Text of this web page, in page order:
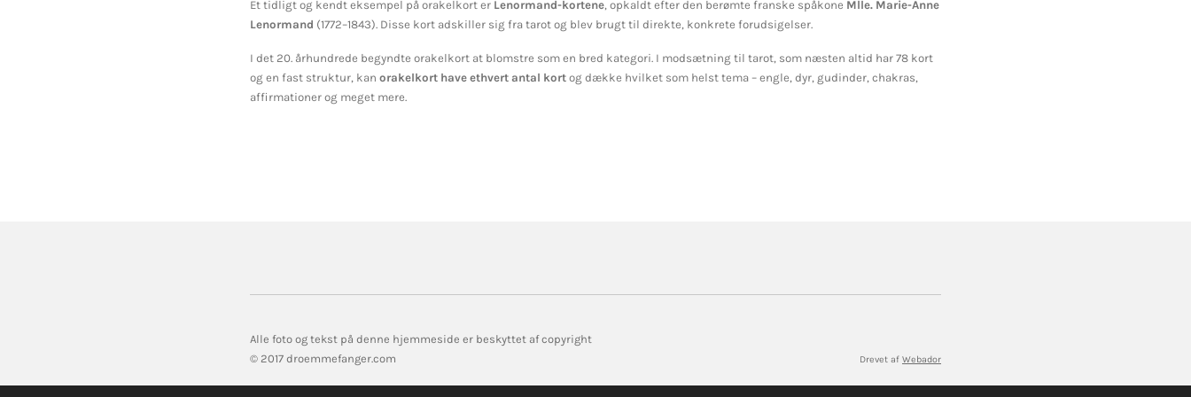
Et tidligt og kendt eksempel på orakelkort er Lenormand-kortene, opkaldt efter den berømte franske spåkone Mlle. Marie-Anne
Lenormand (1772–1843). Disse kort adskiller sig fra tarot og blev brugt til direkte, konkrete forudsigelser.
I det 20. århundrede begyndte orakelkort at blomstre som en bred kategori. I modsætning til tarot, som næsten altid har 78 kort
og en fast struktur, kan orakelkort have ethvert antal kort og dække hvilket som helst tema – engle, dyr, gudinder, chakras,
affirmationer og meget mere.
Alle foto og tekst på denne hjemmeside er beskyttet af copyright
© 2017 droemmefanger.com
Drevet af Webador